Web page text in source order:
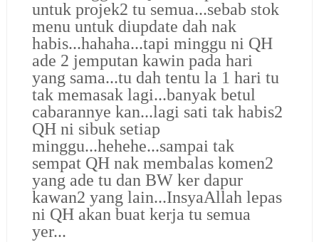
untuk projek2 tu semua...sebab stok
menu untuk diupdate dah nak
habis...hahaha...tapi minggu ni QH
ade 2 jemputan kawin pada hari
yang sama...tu dah tentu la 1 hari tu
tak memasak lagi...banyak betul
cabarannye kan...lagi sati tak habis2
QH ni sibuk setiap
minggu...hehehe...sampai tak
sempat QH nak membalas komen2
yang ade tu dan BW ker dapur
kawan2 yang lain...InsyaAllah lepas
ni QH akan buat kerja tu semua
yer...